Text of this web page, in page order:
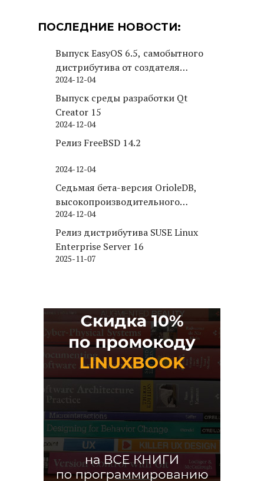
ПОСЛЕДНИЕ НОВОСТИ:
Выпуск EasyOS 6.5, самобытного
дистрибутива от создателя
Puppy Linux
2024-12-04
Выпуск среды разработки Qt
Creator 15
2024-12-04
Релиз FreeBSD 14.2
2024-12-04
Седьмая бета-версия OrioleDB,
высокопроизводительного
движка хранения для PostgreSQL
2024-12-04
Релиз дистрибутива SUSE Linux
Enterprise Server 16
2025-11-07